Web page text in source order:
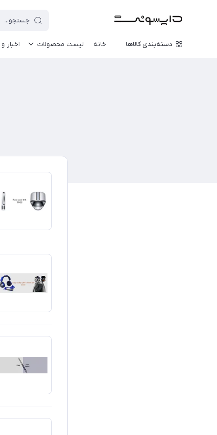
دسته‌بندی کالاها خانه لیست محصولات اخبار